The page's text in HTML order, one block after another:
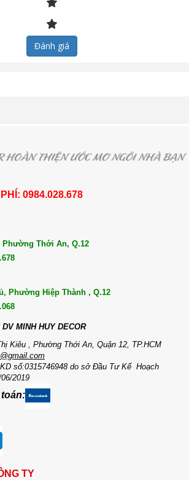
Đánh giá
0984.028.678
Phường Thới An, Q.12
Phường Hiệp Thành , Q.12
DV MINH HUY DECOR
Kiêu , Phường Thới An, Quận 12, TP.HCM
số:0315746948 do sở Đầu Tư Kế Hoạch
2019
TY